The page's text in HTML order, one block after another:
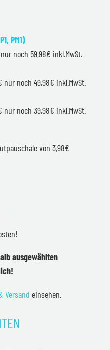
PM1)
noch 59,98€ inkl.MwSt.
nur noch 49,98€ inkl.MwSt.
nur noch 39,98€ inkl.MwSt.
von 3,98€
ausgewählten
Versand einsehen.